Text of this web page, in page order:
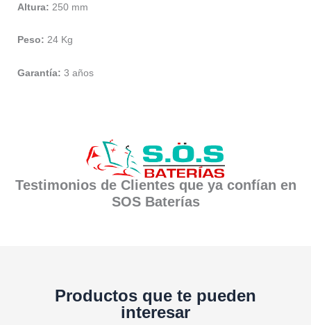
Altura: 250 mm
Peso: 24 Kg
Garantía: 3 años
Testimonios de Clientes que ya confían en
SOS Baterías
Productos que te pueden
interesar